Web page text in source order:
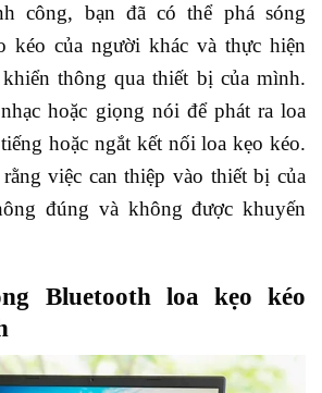
công, bạn đã có thể phá sóng
kéo của người khác và thực hiện
thông qua thiết bị của mình.
hoặc giọng nói để phát ra loa
hoặc ngắt kết nối loa kẹo kéo.
việc can thiệp vào thiết bị của
đúng và không được khuyến
Bluetooth loa kẹo kéo